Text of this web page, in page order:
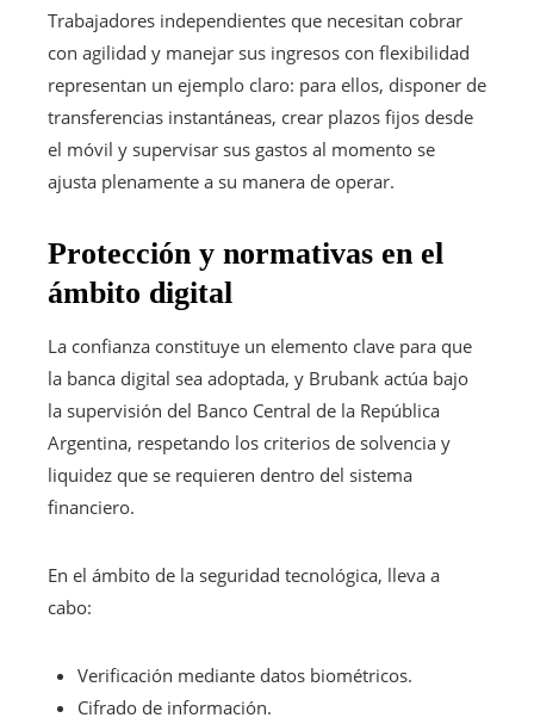
Trabajadores independientes que necesitan cobrar
con agilidad y manejar sus ingresos con flexibilidad
representan un ejemplo claro: para ellos, disponer de
transferencias instantáneas, crear plazos fijos desde
el móvil y supervisar sus gastos al momento se
ajusta plenamente a su manera de operar.
Protección y normativas en el
ámbito digital
La confianza constituye un elemento clave para que
la banca digital sea adoptada, y Brubank actúa bajo
la supervisión del Banco Central de la República
Argentina, respetando los criterios de solvencia y
liquidez que se requieren dentro del sistema
financiero.
En el ámbito de la seguridad tecnológica, lleva a
cabo:
Verificación mediante datos biométricos.
Cifrado de información.